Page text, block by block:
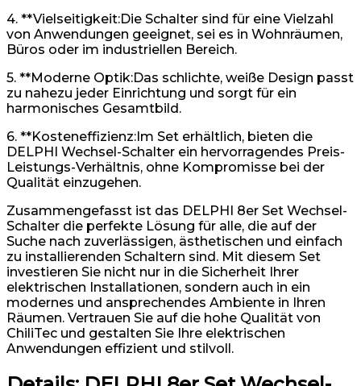
4. **Vielseitigkeit:Die Schalter sind für eine Vielzahl
von Anwendungen geeignet, sei es in Wohnräumen,
Büros oder im industriellen Bereich.
5. **Moderne Optik:Das schlichte, weiße Design passt
zu nahezu jeder Einrichtung und sorgt für ein
harmonisches Gesamtbild.
6. **Kosteneffizienz:Im Set erhältlich, bieten die
DELPHI Wechsel-Schalter ein hervorragendes Preis-
Leistungs-Verhältnis, ohne Kompromisse bei der
Qualität einzugehen.
Zusammengefasst ist das DELPHI 8er Set Wechsel-
Schalter die perfekte Lösung für alle, die auf der
Suche nach zuverlässigen, ästhetischen und einfach
zu installierenden Schaltern sind. Mit diesem Set
investieren Sie nicht nur in die Sicherheit Ihrer
elektrischen Installationen, sondern auch in ein
modernes und ansprechendes Ambiente in Ihren
Räumen. Vertrauen Sie auf die hohe Qualität von
ChiliTec und gestalten Sie Ihre elektrischen
Anwendungen effizient und stilvoll.